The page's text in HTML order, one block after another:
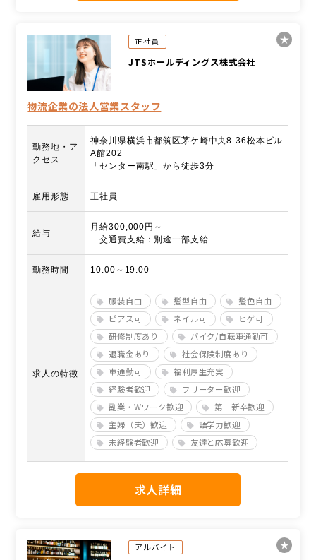
正社員
JTSホールディングス株式会社
物流企業の法人営業スタッフ
勤務地・ア
クセス
神奈川県横浜市都筑区茅ケ崎中央8-36松本ビル
A館202
「センター南駅」から徒歩3分
雇用形態 正社員
給与
月給300,000円～
交通費支給：別途一部支給
勤務時間 10:00～19:00
求人の特徴
服装自由 髪型自由
髪色自由
ピアス可
ネイル可
ヒゲ可
研修制度あり
バイク/自転車通勤可
退職金あり
社会保険制度あり
車通勤可
福利厚生充実
経験者歓迎
フリーター歓迎
副業・Wワーク歓迎
第二新卒歓迎
主婦（夫）歓迎
語学力歓迎
未経験者歓迎
友達と応募歓迎
求人詳細
アルバイト